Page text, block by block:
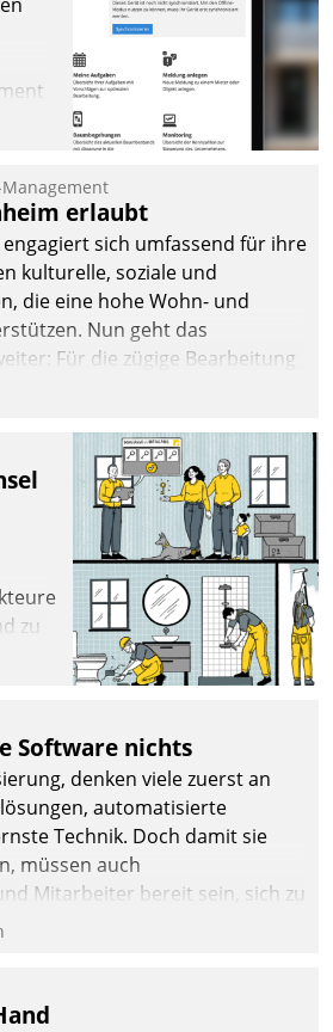
für
erlaubt
engagiert sich umfassend für ihre
kulturelle, soziale und
die eine hohe Wohn- und
Nun geht das
Für die zügige Bearbeitung
Lob – richtet das
einen eigenen Kanal
zu
Software nichts
denken viele zuerst an
automatisierte
Technik. Doch damit sie
müssen auch
Mitarbeiter bereit sein, sich zu
sonst werden sie an ihr